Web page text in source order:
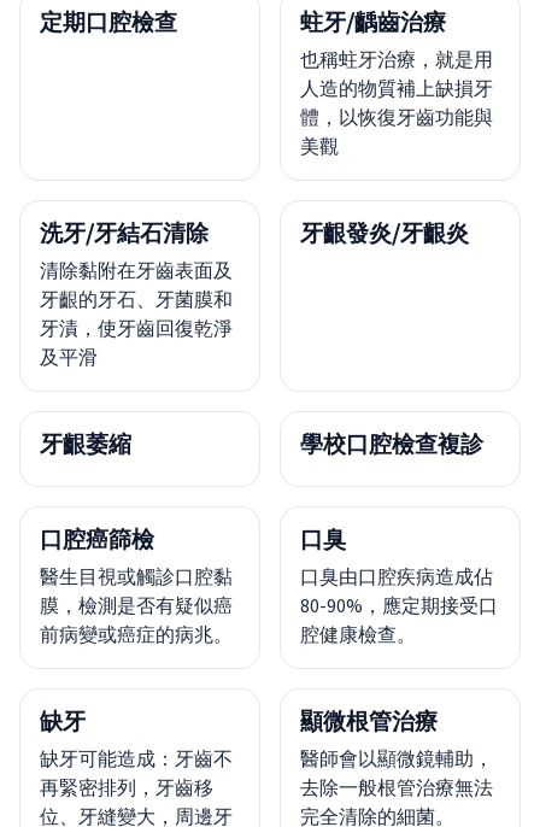
定期口腔檢查 蛀牙/齲齒治療
也稱蛀牙治療，就是用
人造的物質補上缺損牙
體，以恢復牙齒功能與
美觀
洗牙/牙結石清除
清除黏附在牙齒表面及
牙齦的牙石、牙菌膜和
牙漬，使牙齒回復乾淨
及平滑
牙齦發炎/牙齦炎
牙齦萎縮 學校口腔檢查複診
口腔癌篩檢
醫生目視或觸診口腔黏
膜，檢測是否有疑似癌
前病變或癌症的病兆。
口臭
口臭由口腔疾病造成佔
80-90%，應定期接受口
腔健康檢查。
缺牙
缺牙可能造成：牙齒不
再緊密排列，牙齒移
位、牙縫變大，周邊牙
顯微根管治療
醫師會以顯微鏡輔助，
去除一般根管治療無法
完全清除的細菌。